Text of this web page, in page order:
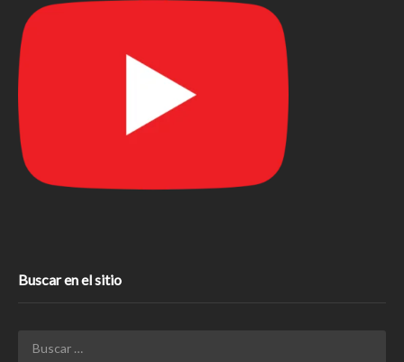
Buscar en el sitio